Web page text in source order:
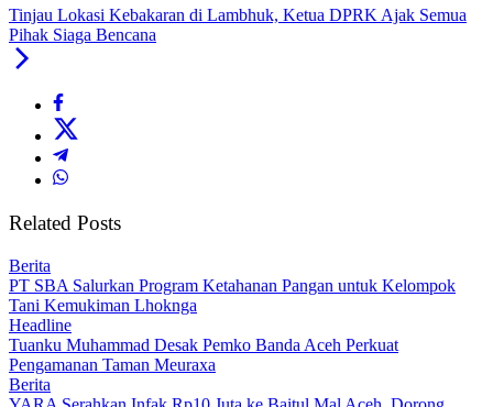
Tinjau Lokasi Kebakaran di Lambhuk, Ketua DPRK Ajak Semua
Pihak Siaga Bencana
Related Posts
Berita
PT SBA Salurkan Program Ketahanan Pangan untuk Kelompok
Tani Kemukiman Lhoknga
Headline
Tuanku Muhammad Desak Pemko Banda Aceh Perkuat
Pengamanan Taman Meuraxa
Berita